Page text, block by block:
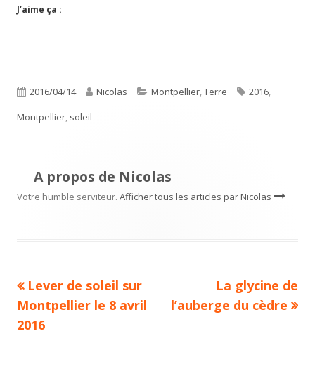
J’aime ça :
Publié
le
2016/04/14 Auteur
Nicolas Catégories
Montpellier,Terre Étiquettes
2016,
Montpellier, soleil
A propos de Nicolas
Votre humble serviteur. Afficher tous les articles par Nicolas
Navigation
de
Article
précédent :
Lever de soleil sur
Montpellier le 8 avril
2016
Article
suivant :
La glycine de
l’auberge du cèdre